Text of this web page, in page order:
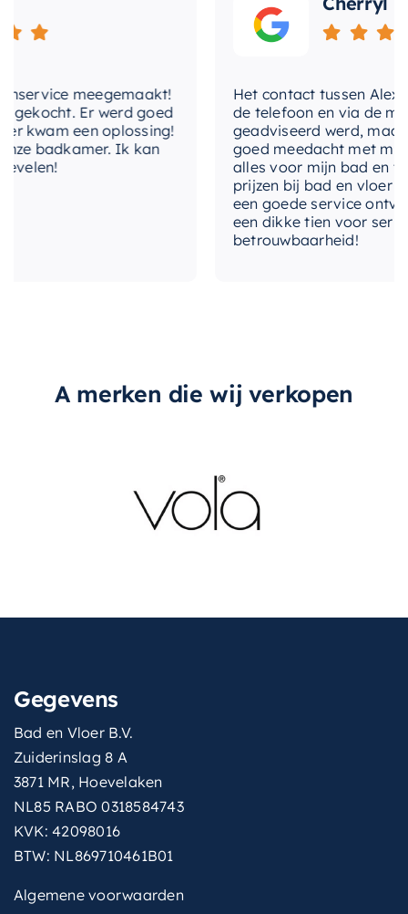
meegemaakt!
Er werd goed
een oplossing!
badkamer. Ik kan
Het contact tussen Alex
de telefoon en via de
geadviseerd werd, maar
goed meedacht met mij.
alles voor mijn bad en
prijzen bij bad en vloer
een goede service
een dikke tien voor
betrouwbaarheid!
A merken die wij verkopen
Gegevens
Bad en Vloer B.V.
Zuiderinslag 8 A
3871 MR, Hoevelaken
NL85 RABO 0318584743
KVK: 42098016
BTW: NL869710461B01
Algemene voorwaarden